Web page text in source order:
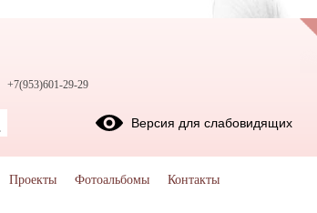
+7(953)601-29-29
Версия для слабовидящих
Проекты Фотоальбомы Контакты